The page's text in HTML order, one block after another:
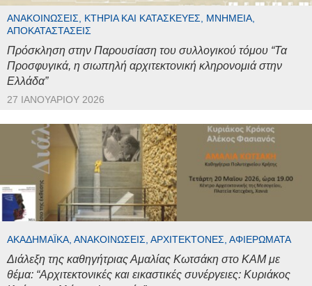
ΑΝΑΚΟΙΝΏΣΕΙΣ, ΚΤΉΡΙΑ ΚΑΙ ΚΑΤΑΣΚΕΥΈΣ, ΜΝΗΜΕΊΑ,
ΑΠΟΚΑΤΑΣΤΆΣΕΙΣ
Πρόσκληση στην Παρουσίαση του συλλογικού τόμου “Τα
Προσφυγικά, η σιωπηλή αρχιτεκτονική κληρονομιά στην
Ελλάδα”
27 ΙΑΝΟΥΑΡΊΟΥ 2026
ΑΚΑΔΗΜΑΪΚΆ, ΑΝΑΚΟΙΝΏΣΕΙΣ, ΑΡΧΙΤΈΚΤΟΝΕΣ, ΑΦΙΕΡΏΜΑΤΑ
Διάλεξη της καθηγήτριας Αμαλίας Κωτσάκη στο ΚΑΜ με
θέμα: “Αρχιτεκτονικές και εικαστικές συνέργειες: Κυριάκος